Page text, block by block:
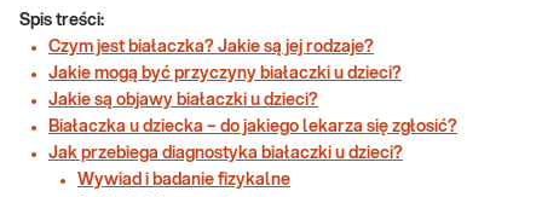
Spis treści:
Czym jest białaczka? Jakie są jej rodzaje?
Jakie mogą być przyczyny białaczki u dzieci?
Jakie są objawy białaczki u dzieci?
Białaczka u dziecka – do jakiego lekarza się zgłosić?
Jak przebiega diagnostyka białaczki u dzieci?
Wywiad i badanie fizykalne